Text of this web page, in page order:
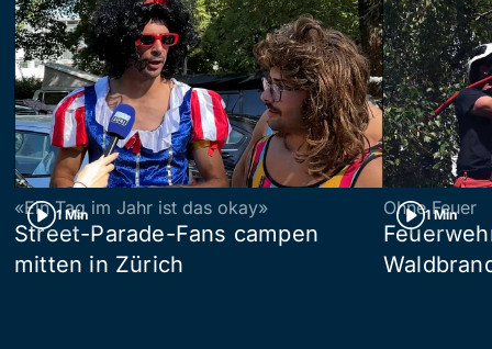
1 Min
«Ein Tag im Jahr ist das okay»
Street-Parade-Fans campen
mitten in Zürich
1 Min
Ohne Feuer